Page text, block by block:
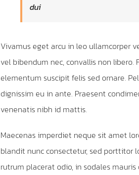
dui
Vivamus eget arcu in leo ullamcorper
vel bibendum nec, convallis non
elementum suscipit felis sed ornare.
dignissim eu in ante. Praesent
venenatis nibh id mattis.
Maecenas imperdiet neque sit amet
blandit nunc consectetur, sed porttitor
rutrum placerat odio, in sodales